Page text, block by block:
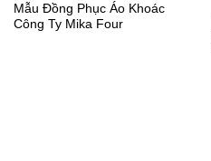
Mẫu Đồng Phục Áo Khoác
Công Ty Mika Four